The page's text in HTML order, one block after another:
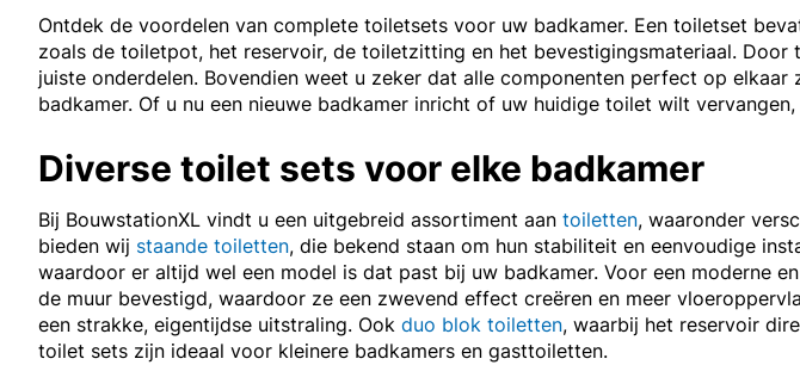
Ontdek de voordelen van complete toiletsets voor uw badkamer. Een toiletset
zoals de toiletpot, het reservoir, de toiletzitting en het bevestigingsmateriaal.
juiste onderdelen. Bovendien weet u zeker dat alle componenten perfect op
badkamer. Of u nu een nieuwe badkamer inricht of uw huidige toilet wilt
Diverse toilet sets voor elke badkamer
Bij BouwstationXL vindt u een uitgebreid assortiment aan toiletten, waaronder
bieden wij staande toiletten, die bekend staan om hun stabiliteit en eenvoudige
waardoor er altijd wel een model is dat past bij uw badkamer. Voor een moderne
de muur bevestigd, waardoor ze een zwevend effect creëren en meer
een strakke, eigentijdse uitstraling. Ook duo blok toiletten, waarbij het reservoir
toilet sets zijn ideaal voor kleinere badkamers en gasttoiletten.